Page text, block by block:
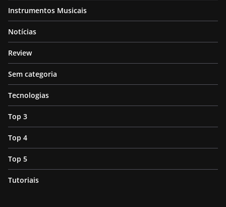
Instrumentos Musicais
Notícias
Review
Sem categoria
Tecnologias
Top 3
Top 4
Top 5
Tutoriais